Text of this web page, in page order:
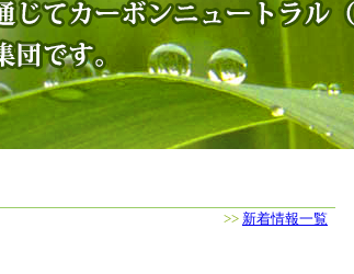
>> 新着情報一覧